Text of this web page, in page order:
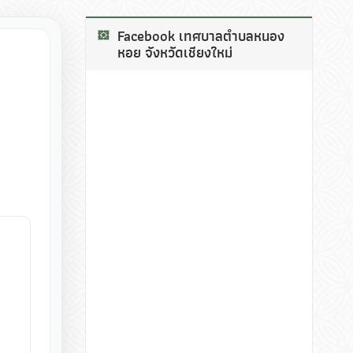
Facebook เทศบาลตำบลหนอง
หอย จังหวัดเชียงใหม่